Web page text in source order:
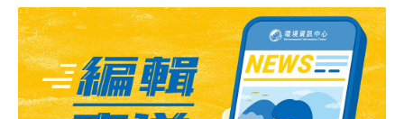
數據，以及政府隱瞞民眾25年的文件，要求政府不能再像
過去一樣，找理由搪塞欺騙市民。他表示，應趁這次疏
浚，將中上游污染底泥一併清除，否則環保團體絕對抗爭
到底，並準備明年全運會划船比賽時到溪畔舉牌抗議。